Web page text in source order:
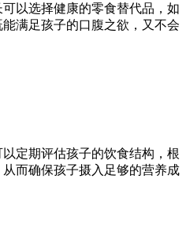
以选择健康的零食替代品，如
满足孩子的口腹之欲，又不会
定期评估孩子的饮食结构，根
而确保孩子摄入足够的营养成